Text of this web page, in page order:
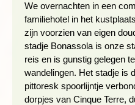
het middeleeuwse
vijf uur te hebben gewandeld
Italiaans ijsje op een van de
Tijdens de boottocht terug is
kant te bewonderen.
Wandeling Monterosso
We overnachten in een
familiehotel in het
zijn voorzien van eigen
stadje Bonassola is onze
reis en is gunstig gelegen
wandelingen. Het stadje is
pittoresk spoorlijntje
dorpjes van Cinque Terre,